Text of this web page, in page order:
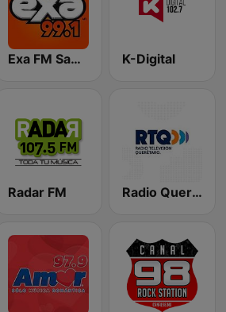
Exa FM San Juan del Río K-Digital
Radar FM Radio Querétaro FM